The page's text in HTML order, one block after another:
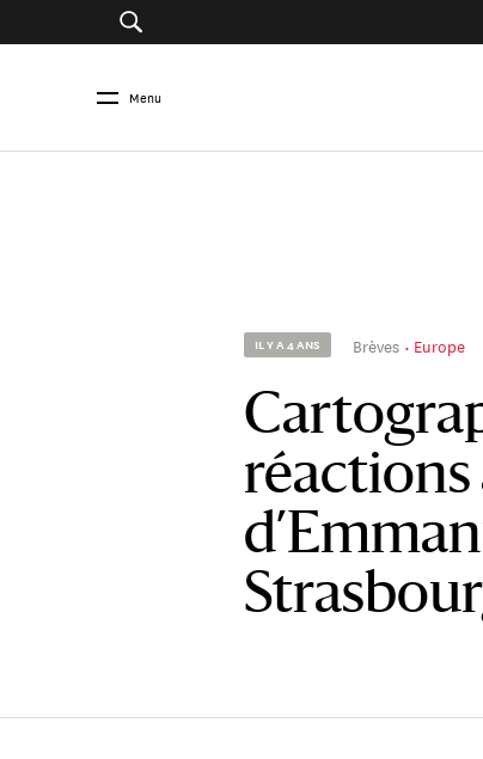
Menu
IL Y A 4 ANS Brèves Europe
réactions